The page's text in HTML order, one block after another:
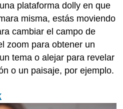
plataforma dolly en que
misma, estás moviendo
cambiar el campo de
zoom para obtener un
tema o alejar para revelar
o un paisaje, por ejemplo.